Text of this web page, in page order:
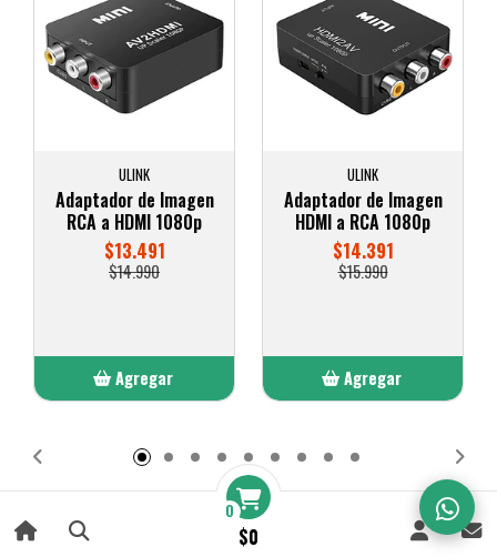
0
$0
ULINK
Adaptador de Imagen
RCA a HDMI 1080p
$13.491
$14.990
Agregar
ULINK
Adaptador de Imagen
HDMI a RCA 1080p
$14.391
$15.990
Agregar
ACCESORIOS Y CONTROLES PARA TV